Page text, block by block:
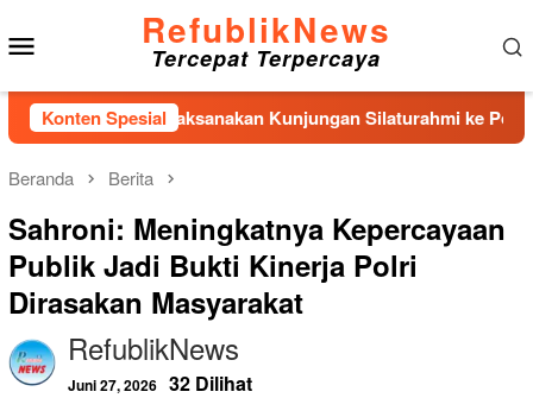
ke
konten
RefublikNews
Tercepat Terpercaya
Konten Spesial
Nias Laksanakan Kunjungan Silaturahmi ke Polres Nias
Beranda Berita
Sahroni: Meningkatnya Kepercayaan
Publik Jadi Bukti Kinerja Polri
Dirasakan Masyarakat
RefublikNews
Juni 27, 2026 32 Dilihat